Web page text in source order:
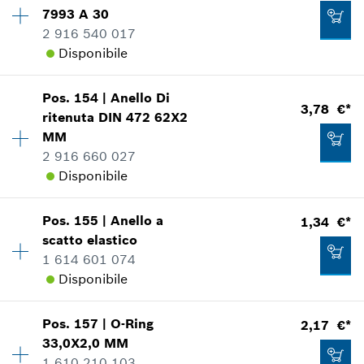
*Inclusa IVA
Informazioni parti di ricambio
Applicazione del ricambio
Mostrare nell'illustrazione
1,34 €*
*Inclusa IVA
Aggiungere al carrello
7993 A 30
2 916 540 017
Disponibile
Disponibilità 1
Gruppo prezzo:11
Applicazione del ricambio
Mostrare nell'illustrazione
1,34 €*
Aggiungere al carrello
Pos. 154 |Anello Di
ritenuta DIN 472 62X2
MM
2 916 660 027
Disponibile
3,78 €*
Disponibilità 1
Gruppo prezzo:
Informazioni parti di ricambio
Applicazione del ricambio
Mostrare nell'illustrazione
Pos. 155 |Anello a
scatto elastico
1 614 601 074
Disponibile
1,34 €*
Disponibilità 2
Gruppo prezzo
Pos. 157 |O-Ring
33,0X2,0 MM
2,17 €*